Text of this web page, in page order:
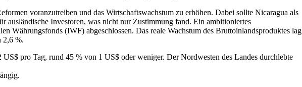
voranzutreiben und das Wirtschaftswachstum zu erhöhen. Dabei sollte Nicaragua als
ausländische Investoren, was nicht nur Zustimmung fand. Ein ambitioniertes
Währungsfonds (IWF) abgeschlossen. Das reale Wachstum des Bruttoinlandsproduktes lag
2,6 %.
pro Tag, rund 45 % von 1 US$ oder weniger. Der Nordwesten des Landes durchlebte